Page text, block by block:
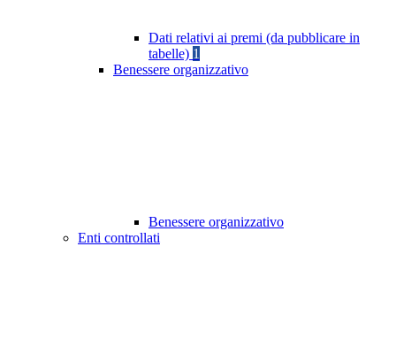
Dati relativi ai premi (da pubblicare in
tabelle) 1
Benessere organizzativo
Benessere organizzativo
Enti controllati